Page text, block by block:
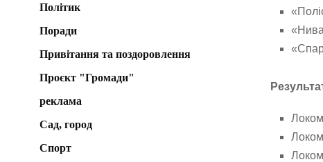
Політик
Поради
Привітання та поздоровлення
Проєкт "Громади"
реклама
Сад, город
Спорт